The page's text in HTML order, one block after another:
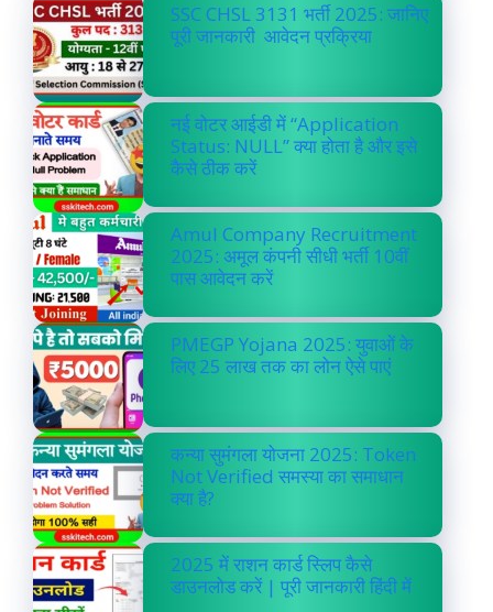
SSC CHSL 3131 भर्ती 2025: जानिए
पूरी जानकारी आवेदन प्रक्रिया
नई वोटर आईडी में “Application
Status: NULL” क्या होता है और इसे
कैसे ठीक करें
Amul Company Recruitment
2025: अमूल कंपनी सीधी भर्ती 10वीं
पास आवेदन करें
PMEGP Yojana 2025: युवाओं के
लिए 25 लाख तक का लोन ऐसे पाएं
कन्या सुमंगला योजना 2025: Token
Not Verified समस्या का समाधान
क्या है?
2025 में राशन कार्ड स्लिप कैसे
डाउनलोड करें | पूरी जानकारी हिंदी में